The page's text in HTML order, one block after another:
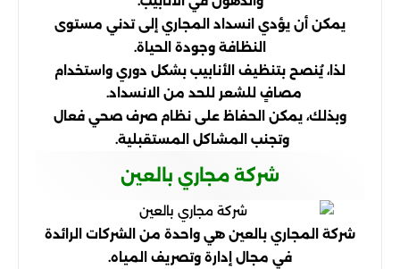
يمكن أن يؤدي انسداد المجاري إلى تدني مستوى
النظافة وجودة الحياة.
لذا، يُنصح بتنظيف الأنابيب بشكل دوري واستخدام
مصافٍ للشعر للحد من الانسداد.
وبذلك، يمكن الحفاظ على نظام صرف صحي فعال
وتجنب المشاكل المستقبلية.
شركة مجاري بالعين
شركة المجاري بالعين هي واحدة من الشركات الرائدة
في مجال إدارة وتصريف المياه.